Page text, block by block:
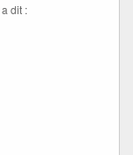
a dit :